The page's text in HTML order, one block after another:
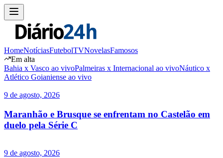
HomeNotíciasFutebolTVNovelasFamosos
Em alta
Bahia x Vasco ao vivoPalmeiras x Internacional ao vivoNáutico x
Atlético Goianiense ao vivo
9 de agosto, 2026
Maranhão e Brusque se enfrentam no Castelão em
duelo pela Série C
9 de agosto, 2026